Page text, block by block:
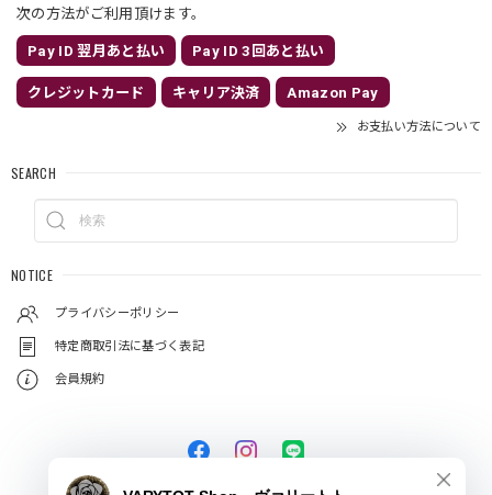
次の方法がご利用頂けます。
Pay ID 翌月あと払い Pay ID 3回あと払い
クレジットカード キャリア決済 Amazon Pay
お支払い方法について
SEARCH
NOTICE
プライバシーポリシー
特定商取引法に基づく表記
会員規約